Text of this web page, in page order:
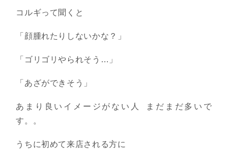
コルギって聞くと
「顔腫れたりしないかな？」
「ゴリゴリやられそう…」
「あざができそう」
あまり良いイメージがない人 まだまだ多いで
す。。
うちに初めて来店される方に